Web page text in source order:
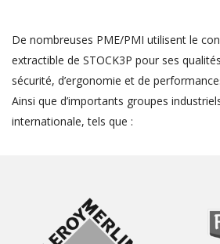
De nombreuses PME/PMI utilisent le
extractible de STOCK3P pour ses
sécurité, d’ergonomie et de
Ainsi que d’importants groupes
internationale, tels que :